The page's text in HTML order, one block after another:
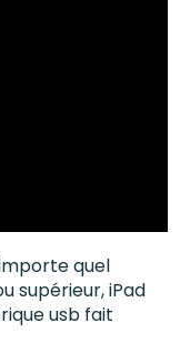
quel
supérieur, iPad
usb fait